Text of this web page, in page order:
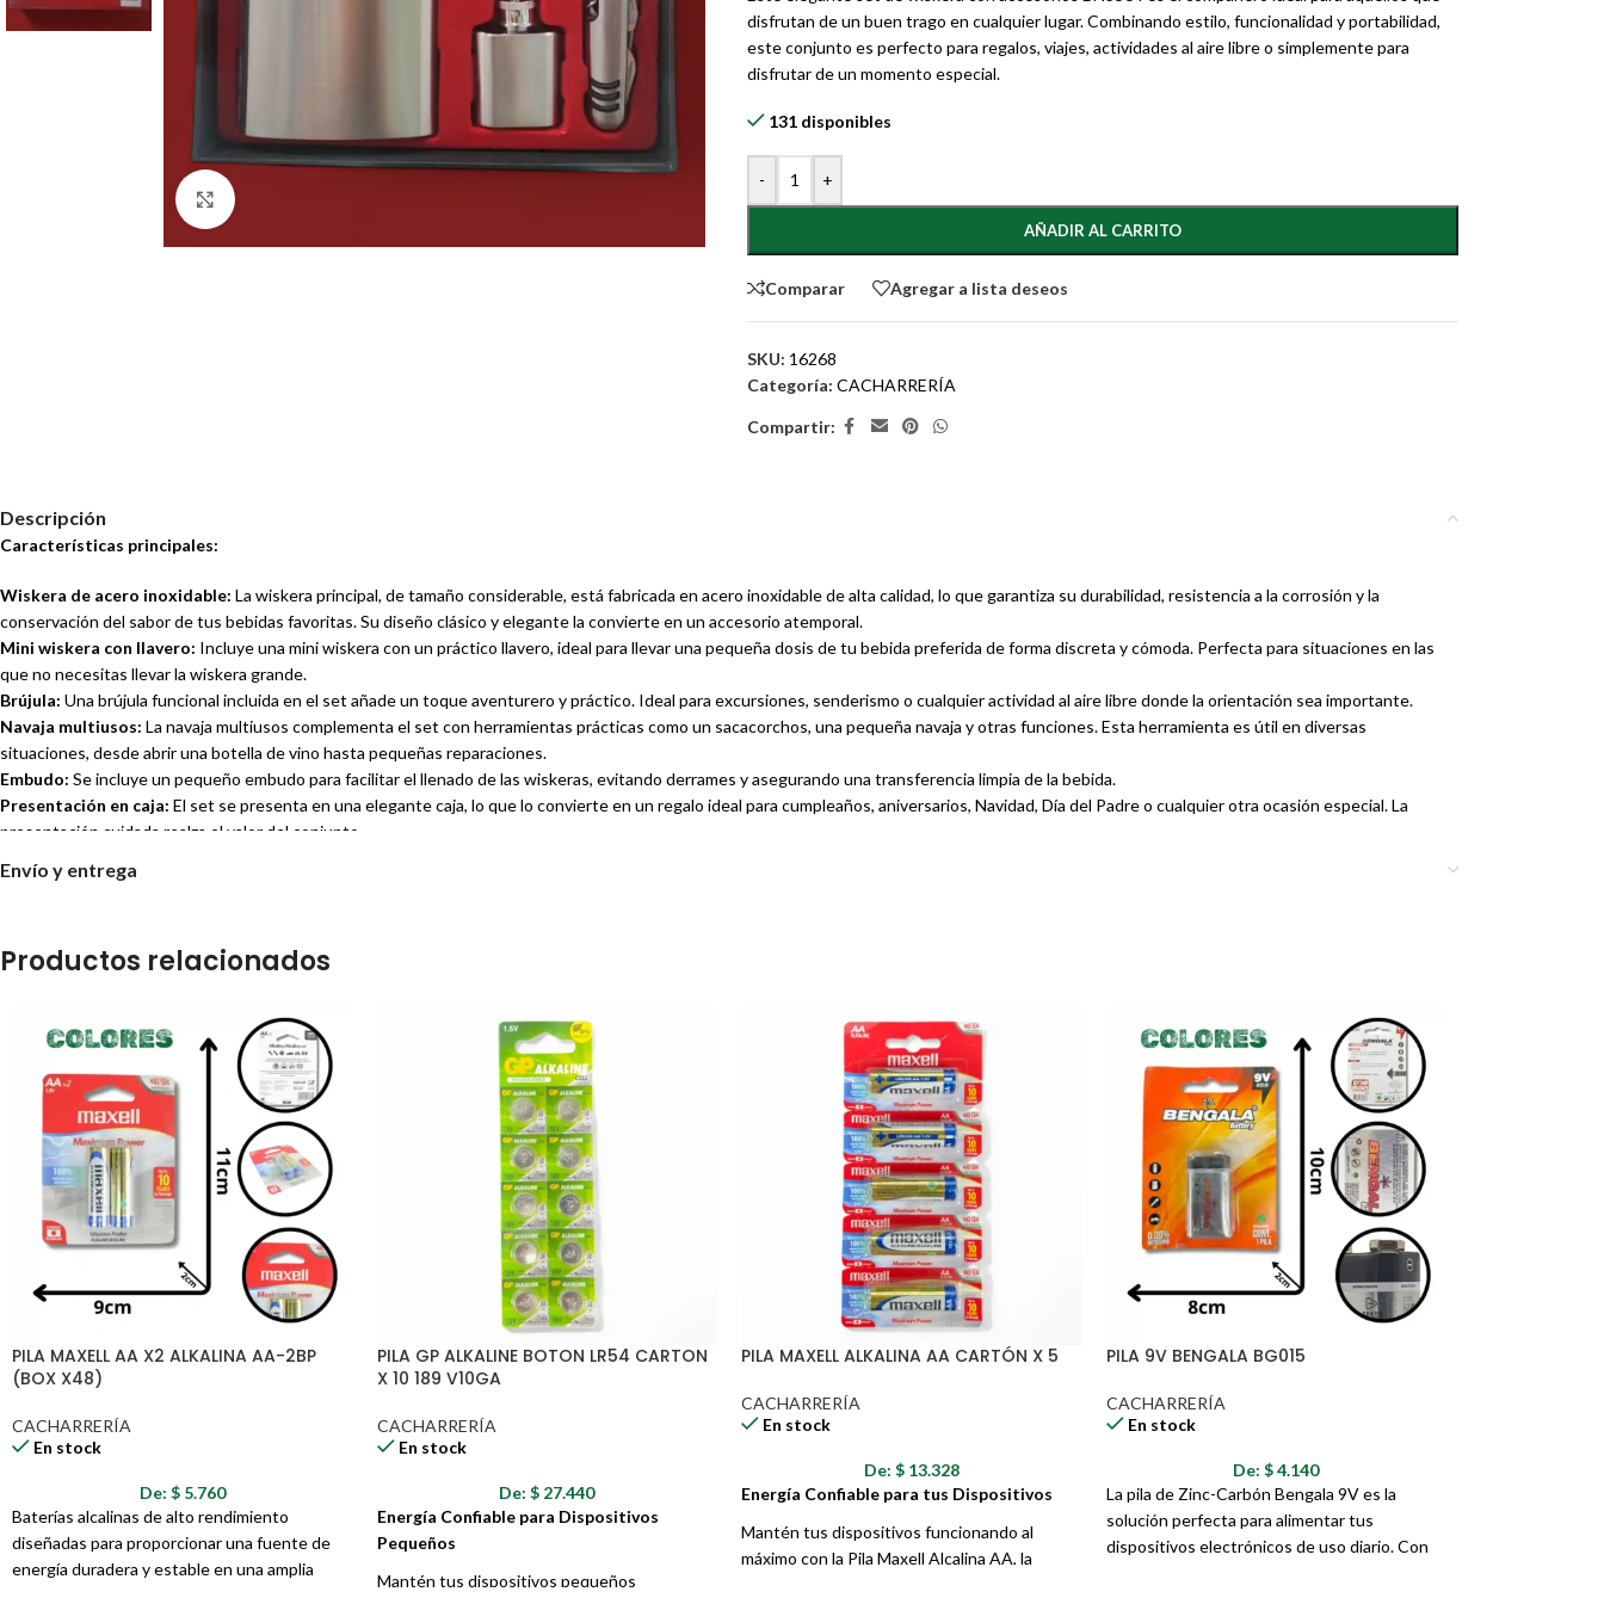
disfrutan de un buen trago en cualquier lugar. Combinando estilo, funcionalidad y portabilidad,
este conjunto es perfecto para regalos, viajes, actividades al aire libre o simplemente para
disfrutar de un momento especial.
131 disponibles
- +
AÑADIR AL CARRITO
Comparar Agregar a lista deseos
SKU: 16268
Categoría: CACHARRERÍA
Compartir:
Descripción
Características principales:
Wiskera de acero inoxidable: La wiskera principal, de tamaño considerable, está fabricada en acero inoxidable de alta calidad, lo que garantiza su durabilidad, resistencia a la corrosión y la
conservación del sabor de tus bebidas favoritas. Su diseño clásico y elegante la convierte en un accesorio atemporal.
Mini wiskera con llavero: Incluye una mini wiskera con un práctico llavero, ideal para llevar una pequeña dosis de tu bebida preferida de forma discreta y cómoda. Perfecta para situaciones en las
que no necesitas llevar la wiskera grande.
Brújula: Una brújula funcional incluida en el set añade un toque aventurero y práctico. Ideal para excursiones, senderismo o cualquier actividad al aire libre donde la orientación sea importante.
Navaja multiusos: La navaja multiusos complementa el set con herramientas prácticas como un sacacorchos, una pequeña navaja y otras funciones. Esta herramienta es útil en diversas
situaciones, desde abrir una botella de vino hasta pequeñas reparaciones.
Embudo: Se incluye un pequeño embudo para facilitar el llenado de las wiskeras, evitando derrames y asegurando una transferencia limpia de la bebida.
Presentación en caja: El set se presenta en una elegante caja, lo que lo convierte en un regalo ideal para cumpleaños, aniversarios, Navidad, Día del Padre o cualquier otra ocasión especial. La
presentación cuidada realza el valor del conjunto.
Regalos para hombres y mujeres con gusto por los accesorios prácticos y elegantes.
Envío y entrega
Productos relacionados
PILA MAXELL AA X2 ALKALINA AA-2BP
(BOX X48)
CACHARRERÍA
En stock
De: $5.760
Baterías alcalinas de alto rendimiento
diseñadas para proporcionar una fuente de
energía duradera y estable en una amplia
PILA GP ALKALINE BOTON LR54 CARTON
X 10 189 V10GA
CACHARRERÍA
En stock
De:$ 27.440
Energía Confiable para Dispositivos
Pequeños
Mantén tus dispositivos pequeños
PILA MAXELL ALKALINA AA CARTÓN X 5
CACHARRERÍA
En stock
De: $13.328
Energía Confiable para tus Dispositivos
Mantén tus dispositivos funcionando al
máximo con la Pila Maxell Alcalina AA, la
PILA 9V BENGALA BG015
CACHARRERÍA
En stock
De:$4.140
La pila de Zinc-Carbón Bengala 9V es la
solución perfecta para alimentar tus
dispositivos electrónicos de uso diario. Con